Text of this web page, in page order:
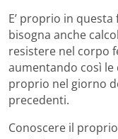
E’ proprio in questa
bisogna anche
resistere nel corpo
aumentando così
proprio nel giorno
precedenti.
Conoscere il